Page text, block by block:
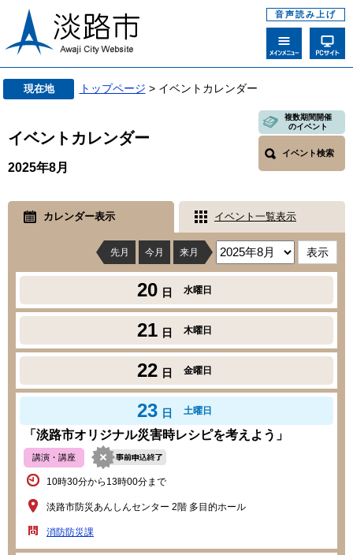
音声読み上げ
現在地 トップページ > イベントカレンダー
イベントカレンダー
複数期間開催
のイベント
イベント検索
2025年8月
カレンダー表示 イベント一覧表示
先月 今月 来月
20 日 水曜日
21 日 木曜日
22 日 金曜日
23 日 土曜日
「淡路市オリジナル災害時レシピを考えよう」
講演・講座
10時30分から13時00分まで
淡路市防災あんしんセンター 2階 多目的ホール
消防防災課